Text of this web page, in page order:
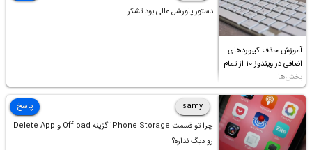
آموزش حذف کیبوردهای
اضافی در ویندوز ۱۰ از تمام
بخش‌ها
دستور پاورشل عالی بود تشکر
samy
چرا تو قسمت iPhone Storage گزینه Offload و Delete App
رو دیگ نداره؟
پاسخ